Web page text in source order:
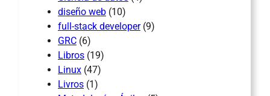
diseño web (10)
full-stack developer(9)
GRC (6)
Libros (19)
Linux (47)
Livros (1)